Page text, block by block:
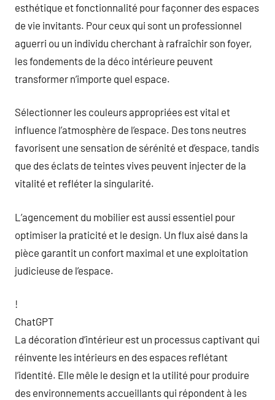
esthétique et fonctionnalité pour façonner des espaces
de vie invitants. Pour ceux qui sont un professionnel
aguerri ou un individu cherchant à rafraîchir son foyer,
les fondements de la déco intérieure peuvent
transformer n’importe quel espace.
Sélectionner les couleurs appropriées est vital et
influence l’atmosphère de l’espace. Des tons neutres
favorisent une sensation de sérénité et d’espace, tandis
que des éclats de teintes vives peuvent injecter de la
vitalité et refléter la singularité.
L’agencement du mobilier est aussi essentiel pour
optimiser la praticité et le design. Un flux aisé dans la
pièce garantit un confort maximal et une exploitation
judicieuse de l’espace.
!
ChatGPT
La décoration d’intérieur est un processus captivant qui
réinvente les intérieurs en des espaces reflétant
l’identité. Elle mêle le design et la utilité pour produire
des environnements accueillants qui répondent à les